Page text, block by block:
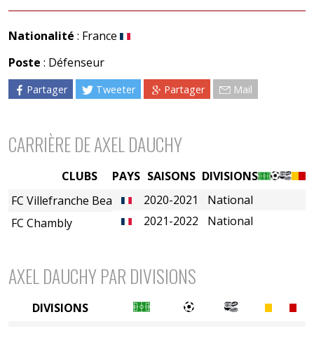
Nationalité : France
Poste : Défenseur
Partager Tweeter Partager Mail
CARRIÈRE DE AXEL DAUCHY
PAYS SAISONS DIVISIONS
2020-2021
National
2021-2022
National
CLUBS
FC Villefranche Beaujolais
FC Chambly
AXEL DAUCHY PAR DIVISIONS
DIVISIONS